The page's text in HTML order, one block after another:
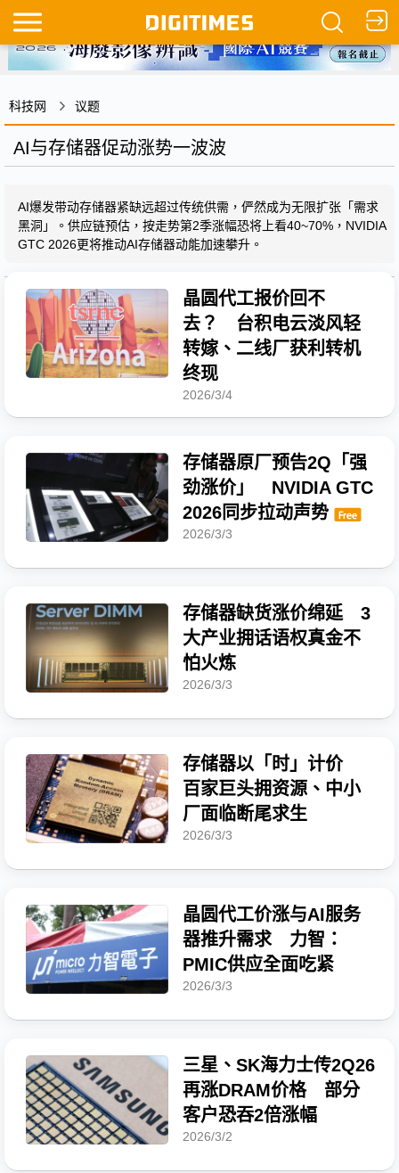
科技网 议题
AI与存储器促动涨势一波波
AI爆发带动存储器紧缺远超过传统供需，俨然成为无限扩张「需求
黑洞」。供应链预估，按走势第2季涨幅恐将上看40~70%，NVIDIA
GTC 2026更将推动AI存储器动能加速攀升。
晶圆代工报价回不
去？ 台积电云淡风轻
转嫁、二线厂获利转机
终现
2026/3/4
存储器原厂预告2Q「强
劲涨价」 NVIDIA GTC
2026同步拉动声势
2026/3/3
存储器缺货涨价绵延 3
大产业拥话语权真金不
怕火炼
2026/3/3
存储器以「时」计价
百家巨头拥资源、中小
厂面临断尾求生
2026/3/3
晶圆代工价涨与AI服务
器推升需求 力智：
PMIC供应全面吃紧
2026/3/3
三星、SK海力士传2Q26
再涨DRAM价格 部分
客户恐吞2倍涨幅
2026/3/2